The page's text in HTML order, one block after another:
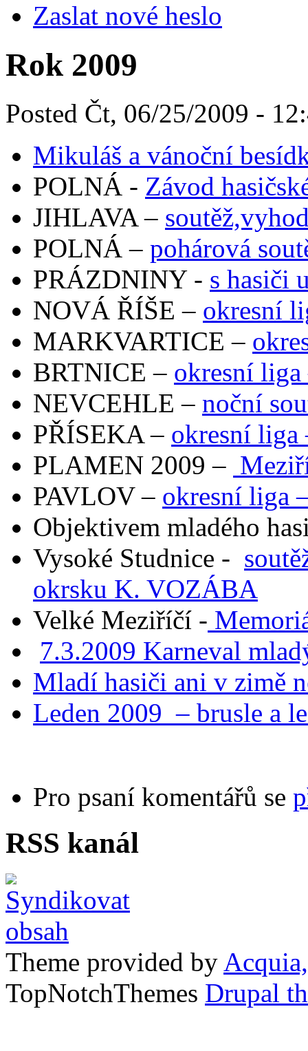
Zaslat nové heslo
Rok 2009
Posted Čt, 06/25/2009 -
Mikuláš a vánoční
POLNÁ - Závod
JIHLAVA –
POLNÁ – pohárová
PRÁZDNINY - s hasiči
NOVÁ ŘÍŠE – okresní
MARKVARTICE –
BRTNICE – okresní
NEVCEHLE – noční
PŘÍSEKA – okresní liga
PLAMEN 2009 –
PAVLOV – okresní liga
Objektivem mladého
Vysoké Studnice -
okrsku K. VOZÁBA
Velké Meziříčí -
7.3.2009 Karneval
Mladí hasiči ani v zimě
Leden 2009 – brusle a
Pro psaní komentářů se
RSS kanál
Theme provided by
TopNotchThemes Drupal